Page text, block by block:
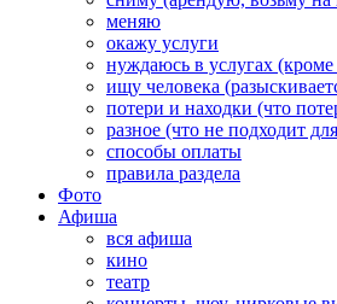
меняю
окажу услуги
нуждаюсь в услугах
ищу человека
потери и находки (что
разное (что не подходит
способы оплаты
правила раздела
Фото
Афиша
вся афиша
кино
театр